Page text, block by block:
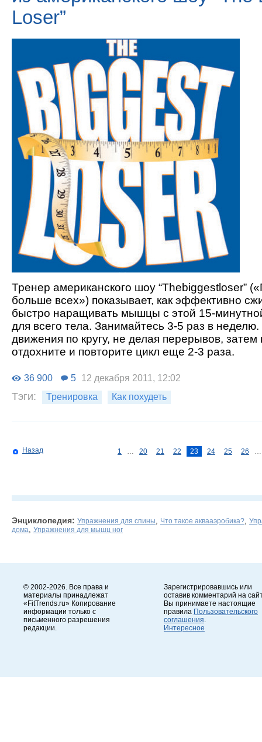
Loser”
Тренер американского шоу “Thebiggestloser”
больше всех») показывает, как эффективно
быстро наращивать мышцы с этой 15-
для всего тела. Занимайтесь 3-5 раз в
движения по кругу, не делая перерывов, затем
отдохните и повторите цикл еще 2-3 раза.
36 900 5 12 декабря 2011, 12:02
Тэги: Тренировка Как похудеть
Назад 1 20 21 22 23 24 25 26
Энциклопедия: Упражнения для спины Что такое аквааэробика?
дома
Упражнения для мышц ног
© 2002-2026. Все права и
материалы принадлежат
«FitTrends.ru» Копирование
информации только с
письменного разрешения
редакции.
Зарегистрировавшись или
оставив комментарий на
Вы принимаете настоящие
правила Пользовательского
соглашения
Интересное